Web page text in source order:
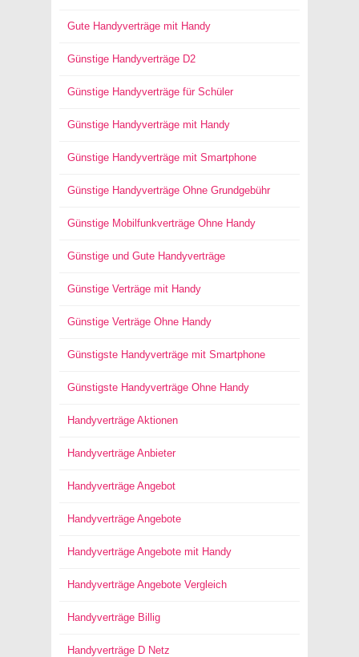
Gute Handyverträge mit Handy
Günstige Handyverträge D2
Günstige Handyverträge für Schüler
Günstige Handyverträge mit Handy
Günstige Handyverträge mit Smartphone
Günstige Handyverträge Ohne Grundgebühr
Günstige Mobilfunkverträge Ohne Handy
Günstige und Gute Handyverträge
Günstige Verträge mit Handy
Günstige Verträge Ohne Handy
Günstigste Handyverträge mit Smartphone
Günstigste Handyverträge Ohne Handy
Handyverträge Aktionen
Handyverträge Anbieter
Handyverträge Angebot
Handyverträge Angebote
Handyverträge Angebote mit Handy
Handyverträge Angebote Vergleich
Handyverträge Billig
Handyverträge D Netz